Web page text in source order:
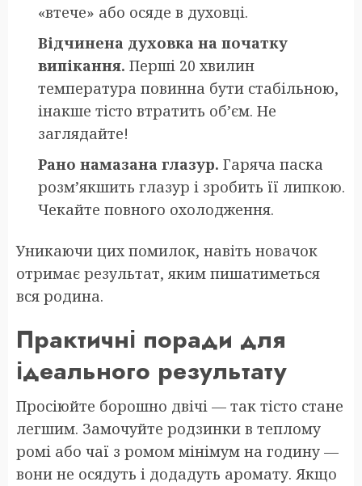
«втече» або осяде в духовці.
Відчинена духовка на початку
випікання. Перші 20 хвилин
температура повинна бути стабільною,
інакше тісто втратить об’єм. Не
заглядайте!
Рано намазана глазур. Гаряча паска
розм’якшить глазур і зробить її липкою.
Чекайте повного охолодження.
Уникаючи цих помилок, навіть новачок
отримає результат, яким пишатиметься
вся родина.
Практичні поради для
ідеального результату
Просіюйте борошно двічі — так тісто стане
легшим. Замочуйте родзинки в теплому
ромі або чаї з ромом мінімум на годину —
вони не осядуть і додадуть аромату. Якщо